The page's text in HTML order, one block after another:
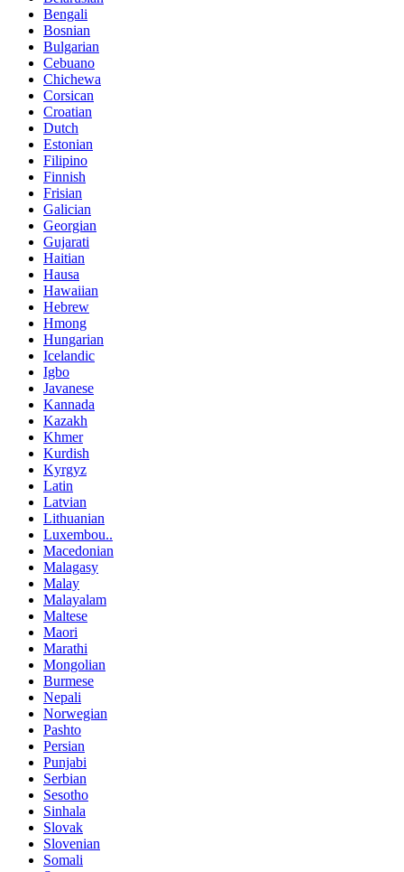
Bengali
Bosnian
Bulgarian
Cebuano
Chichewa
Corsican
Croatian
Dutch
Estonian
Filipino
Finnish
Frisian
Galician
Georgian
Gujarati
Haitian
Hausa
Hawaiian
Hebrew
Hmong
Hungarian
Icelandic
Igbo
Javanese
Kannada
Kazakh
Khmer
Kurdish
Kyrgyz
Latin
Latvian
Lithuanian
Luxembou..
Macedonian
Malagasy
Malay
Malayalam
Maltese
Maori
Marathi
Mongolian
Burmese
Nepali
Norwegian
Pashto
Persian
Punjabi
Serbian
Sesotho
Sinhala
Slovak
Slovenian
Somali